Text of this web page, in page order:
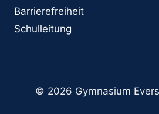
Barrierefreiheit
Schulleitung
© 2026 Gymnasium